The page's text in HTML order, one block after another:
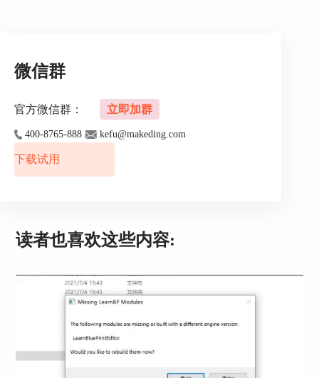
单选择“工具栏/菜单模式”-“传统菜单”，那么现代
菜单界面就转换为传统菜单界面。
图3：现代菜单切换到传统菜单界面
传统菜单切换到现代菜单
鼠标右键在工具栏空白处点击，在右键菜单选
择“Ribbon功能区模式”，那么传统菜单的界面就马
上转换为现代菜单界面。
微信群
官方微信群： 立即加群
400-8765-888 kefu@makeding.com
下载试用
读者也喜欢这些内容: